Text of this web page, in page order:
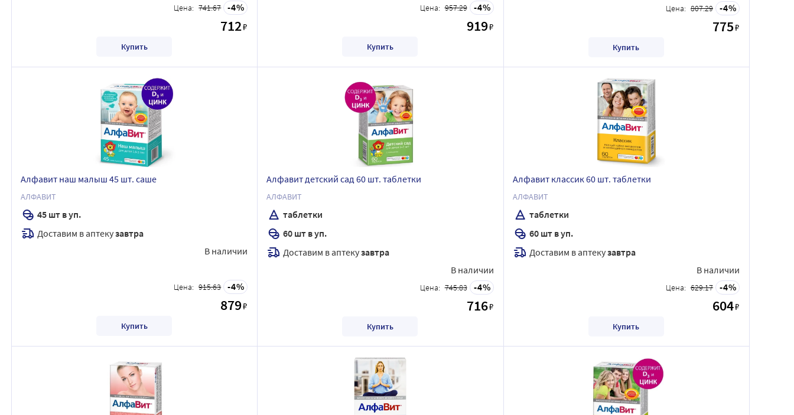
Цена: 741.67 4
712₽
Купить
Цена: 957.29 4
919₽
Купить
Цена: 807.29 4
775₽
Купить
Алфавит наш малыш 45 шт. саше
АЛФАВИТ
45 шт в уп.
Доставим в аптекузавтра
В наличии
Цена: 915.63 4
879₽
Купить
Алфавит детский сад 60 шт. таблетки
АЛФАВИТ
таблетки
60 шт в уп.
Доставим в аптекузавтра
В наличии
Цена: 745.83 4
716₽
Купить
Алфавит классик 60 шт. таблетки
АЛФАВИТ
таблетки
60 шт в уп.
Доставим в аптекузавтра
В наличии
Цена: 629.17 4
604₽
Купить